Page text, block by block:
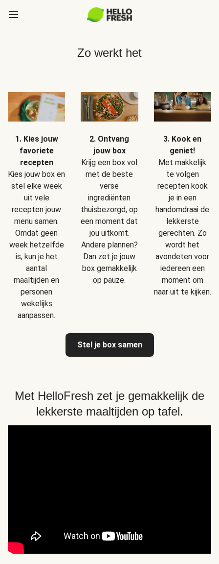
Zo werkt het
1. Kies jouw
favoriete
recepten
Kies jouw box en
stel elke week
uit vele
recepten jouw
menu samen.
Omdat geen
week hetzelfde
is, kun je het
aantal
maaltijden en
personen
wekelijks
aanpassen.
2. Ontvang
jouw box
Krijg een box vol
met de beste
verse
ingrediënten
thuisbezorgd, op
een moment dat
jou uitkomt.
Andere plannen?
Dan zet je jouw
box gemakkelijk
op pauze.
3. Kook en
geniet!
Met makkelijk
te volgen
recepten kook
je in een
handomdraai de
lekkerste
gerechten. Zo
wordt het
avondeten voor
iedereen een
moment om
naar uit te kijken.
Stel je box samen
Met HelloFresh zet je gemakkelijk de
lekkerste maaltijden op tafel.